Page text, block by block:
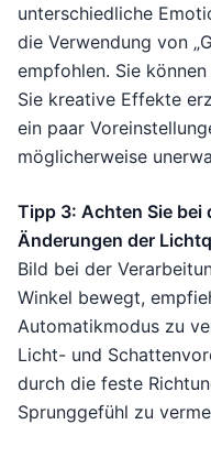
unterschiedliche
die Verwendung von
empfohlen. Sie
Sie kreative Effekte
ein paar
möglicherweise
Tipp 3: Achten Sie bei
Änderungen der
Bild bei der
Winkel bewegt,
Automatikmodus zu
Licht- und
durch die feste
Sprunggefühl zu